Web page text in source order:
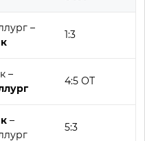
–
1:3
–
4:5 ОТ
–
5:3